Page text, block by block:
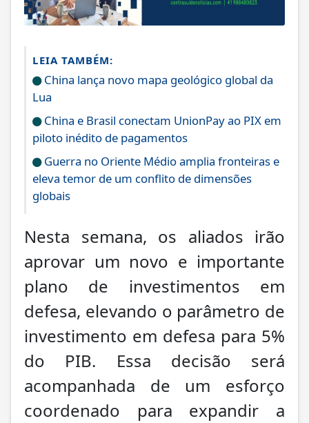
LEIA TAMBÉM:
China lança novo mapa geológico global da
Lua
China e Brasil conectam UnionPay ao PIX em
piloto inédito de pagamentos
Guerra no Oriente Médio amplia fronteiras e
eleva temor de um conflito de dimensões
globais
Nesta semana, os aliados irão
aprovar um novo e importante
plano de investimentos em
defesa, elevando o parâmetro de
investimento em defesa para 5%
do PIB. Essa decisão será
acompanhada de um esforço
coordenado para expandir a